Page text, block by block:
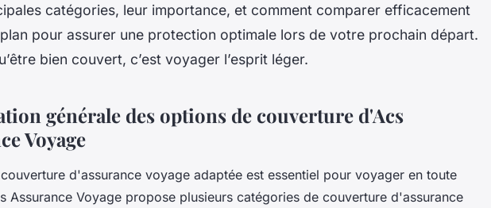
catégories, leur importance, et comment comparer efficacement
pour assurer une protection optimale lors de votre prochain départ.
bien couvert, c’est voyager l’esprit léger.
générale des options de couverture d'Acs
Voyage
d'assurance voyage adaptée est essentiel pour voyager en toute
Assurance Voyage propose plusieurs catégories de couverture d'assurance